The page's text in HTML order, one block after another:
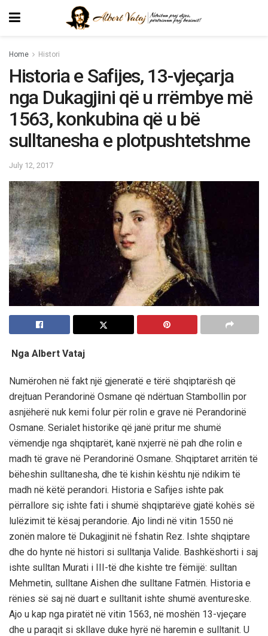
Home Histori
Historia e Safijes, 13-vjeçarja
nga Dukagjini që u rrëmbye më
1563, konkubina që u bë
sulltanesha e plotpushtetshme
July 12, 2017
Nga Albert Vataj
Numërohen në fakt një gjeneratë e tërë shqiptarësh që
drejtuan Perandorinë Osmane që ndërtuan Stambollin por
asnjëherë nuk kemi folur për rolin e grave në Perandorinë
Osmane. Serialet historike që janë pritur me shumë
vëmendje nga shqiptarët, kanë nxjerrë në pah dhe rolin e
madh të grave në Perandorinë Osmane. Shqiptaret arritën të
bëheshin sulltanesha, dhe të kishin kështu një ndikim të
madh në këtë perandori. Historia e Safijes ishte pak
përrallore siç ishte fati i shumë shqiptarëve gjatë kohës së
lulëzimit të kësaj perandorie. Ajo lindi në vitin 1550 në
zonën malore të Dukagjinit në fshatin Rez. Ishte shqiptare
dhe do hynte në histori si sulltanja Valide. Bashkëshorti i saj
ishte sulltan Murati i III-të dhe kishte tre fëmijë: sulltan
Mehmetin, sulltane Aishen dhe sulltane Fatmën. Historia e
rënies së saj në duart e sulltanit ishte shumë aventureske.
Ajo u kap nga piratët në vitin 1563, në moshën 13-vjeçare
dhe u paraqit si skllave duke hyrë në haremin e sulltanit. U